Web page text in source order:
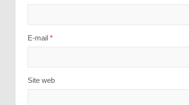
E-mail *
Site web